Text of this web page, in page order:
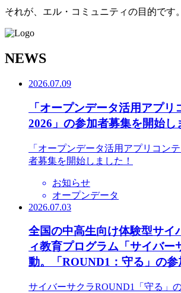
それが、エル・コミュニティの目的です。
NEWS
2026.07.09
「オープンデータ活用アプリ
2026」の参加者募集を開始し
「オープンデータ活用アプリコン
者募集を開始しました！
お知らせ
オープンデータ
2026.07.03
全国の中高生向け体験型サイ
ィ教育プログラム「サイバー
動。「ROUND1：守る」の参
サイバーサクラROUND1「守る」